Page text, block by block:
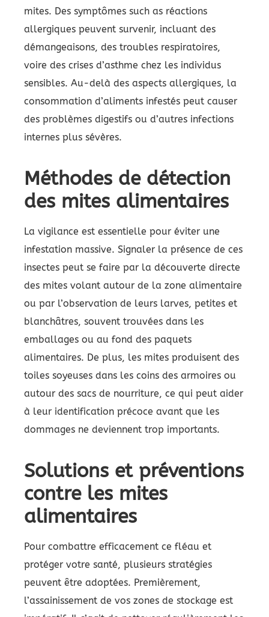
mites. Des symptômes such as réactions
allergiques peuvent survenir, incluant des
démangeaisons, des troubles respiratoires,
voire des crises d’asthme chez les individus
sensibles. Au-delà des aspects allergiques, la
consommation d’aliments infestés peut causer
des problèmes digestifs ou d’autres infections
internes plus sévères.
Méthodes de détection
des mites alimentaires
La vigilance est essentielle pour éviter une
infestation massive. Signaler la présence de ces
insectes peut se faire par la découverte directe
des mites volant autour de la zone alimentaire
ou par l’observation de leurs larves, petites et
blanchâtres, souvent trouvées dans les
emballages ou au fond des paquets
alimentaires. De plus, les mites produisent des
toiles soyeuses dans les coins des armoires ou
autour des sacs de nourriture, ce qui peut aider
à leur identification précoce avant que les
dommages ne deviennent trop importants.
Solutions et préventions
contre les mites
alimentaires
Pour combattre efficacement ce fléau et
protéger votre santé, plusieurs stratégies
peuvent être adoptées. Premièrement,
l’assainissement de vos zones de stockage est